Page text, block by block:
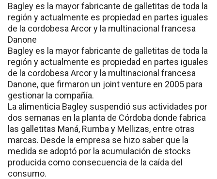
Bagley es la mayor fabricante de galletitas de toda la
región y actualmente es propiedad en partes iguales
de la cordobesa Arcor y la multinacional francesa
Danone
Bagley es la mayor fabricante de galletitas de toda la
región y actualmente es propiedad en partes iguales
de la cordobesa Arcor y la multinacional francesa
Danone, que firmaron un joint venture en 2005 para
gestionar la compañía.
La alimenticia Bagley suspendió sus actividades por
dos semanas en la planta de Córdoba donde fabrica
las galletitas Maná, Rumba y Mellizas, entre otras
marcas. Desde la empresa se hizo saber que la
medida se adoptó por la acumulación de stocks
producida como consecuencia de la caída del
consumo.